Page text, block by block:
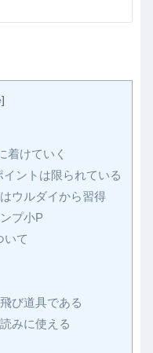
]
着けていく
ントは限られている
ウルダイから習得
プ小P
いて
び道具である
みに使える